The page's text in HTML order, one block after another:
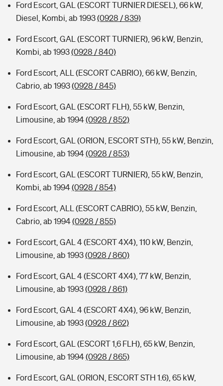
Ford Escort, GAL (ESCORT TURNIER DIESEL), 66 kW,
Diesel, Kombi, ab 1993(0928 / 839)
Ford Escort, GAL (ESCORT TURNIER), 96 kW, Benzin,
Kombi, ab 1993(0928 / 840)
Ford Escort, ALL (ESCORT CABRIO), 66 kW, Benzin,
Cabrio, ab 1993(0928 / 845)
Ford Escort, GAL (ESCORT FLH), 55 kW, Benzin,
Limousine, ab 1994(0928 / 852)
Ford Escort, GAL (ORION, ESCORT STH), 55 kW, Benzin,
Limousine, ab 1994(0928 / 853)
Ford Escort, GAL (ESCORT TURNIER), 55 kW, Benzin,
Kombi, ab 1994(0928 / 854)
Ford Escort, ALL (ESCORT CABRIO), 55 kW, Benzin,
Cabrio, ab 1994(0928 / 855)
Ford Escort, GAL 4 (ESCORT 4X4), 110 kW, Benzin,
Limousine, ab 1993(0928 / 860)
Ford Escort, GAL 4 (ESCORT 4X4), 77 kW, Benzin,
Limousine, ab 1993(0928 / 861)
Ford Escort, GAL 4 (ESCORT 4X4), 96 kW, Benzin,
Limousine, ab 1993(0928 / 862)
Ford Escort, GAL (ESCORT 1,6 FLH), 65 kW, Benzin,
Limousine, ab 1994(0928 / 865)
Ford Escort, GAL (ORION, ESCORT STH 1.6), 65 kW,